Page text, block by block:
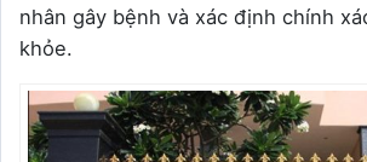
nhân gây bệnh và xác định chính
khỏe.